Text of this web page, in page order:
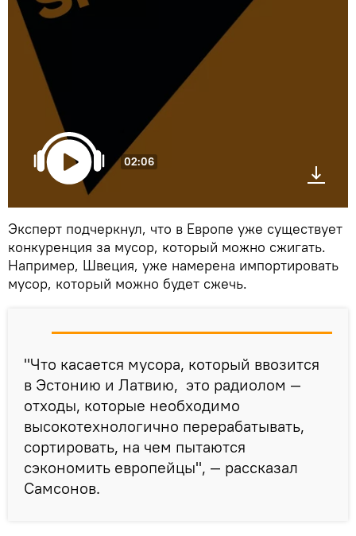
02:06
Эксперт подчеркнул, что в Европе уже существует
конкуренция за мусор, который можно сжигать.
Например, Швеция, уже намерена импортировать
мусор, который можно будет сжечь.
"Что касается мусора, который ввозится
в Эстонию и Латвию, это радиолом —
отходы, которые необходимо
высокотехнологично перерабатывать,
сортировать, на чем пытаются
сэкономить европейцы", — рассказал
Самсонов.